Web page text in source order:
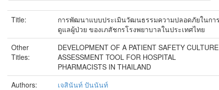
Title:
การพัฒนาแบบประเมินวัฒนธรรมความปลอดภัยในกา
ดูแลผู้ป่วย ของเภสัชกรโรงพยาบาลในประเทศไทย
Other
Titles:
DEVELOPMENT OF A PATIENT SAFETY CULTURE
ASSESSMENT TOOL FOR HOSPITAL
PHARMACISTS IN THAILAND
Authors:
เจสินันท์ ปันนันท์